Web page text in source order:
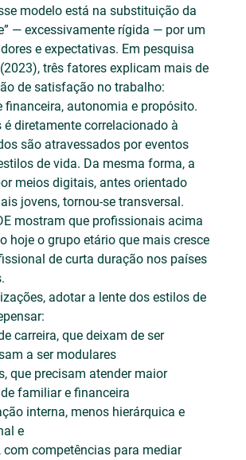
modelo está na substituição da
— excessivamente rígida — por um
e expectativas. Em pesquisa
três fatores explicam mais de
de satisfação no trabalho:
financeira, autonomia e propósito.
é diretamente correlacionado à
são atravessados por eventos
de vida. Da mesma forma, a
meios digitais, antes orientado
jovens, tornou-se transversal.
mostram que profissionais acima
hoje o grupo etário que mais cresce
de curta duração nos países
adotar a lente dos estilos de
de carreira, que deixam de ser
a ser modulares
que precisam atender maior
familiar e financeira
interna, menos hierárquica e
e
com competências para mediar